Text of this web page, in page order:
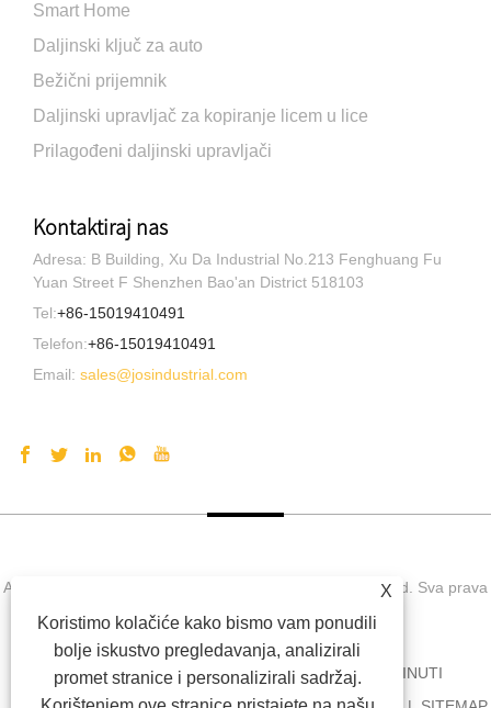
Smart Home
Daljinski ključ za auto
Bežični prijemnik
Daljinski upravljač za kopiranje licem u lice
Prilagođeni daljinski upravljači
Kontaktiraj nas
Adresa: B Building, Xu Da Industrial No.213 Fenghuang Fu
Yuan Street F Shenzhen Bao'an District 518103
Tel:+86-15019410491
Telefon:+86-15019410491
Email: sales@josindustrial.com
Autorsko pravo © 2021 Shenzhen Jos Technology Co., Ltd. Sva prava
pridržana
DOM O NAMA PROIZVODI VIJESTI
SKINUTI
X
Koristimo kolačiće kako bismo vam ponudili
bolje iskustvo pregledavanja, analizirali
promet stranice i personalizirali sadržaj.